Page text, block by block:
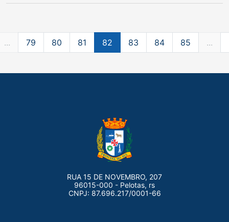
... 79 80 81 82 83 84 85 ...
RUA 15 DE NOVEMBRO, 207
96015-000 - Pelotas, rs
CNPJ: 87.696.217/0001-66